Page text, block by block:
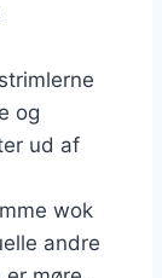
og
ud af
wok
andre